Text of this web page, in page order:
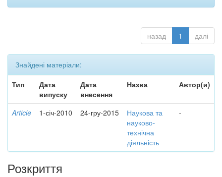
назад 1 далі
Знайдені матеріали:
Тип
Дата
випуску
Дата
внесення
Назва Автор(и)
Article 1-січ-2010 24-гру-2015
Наукова та
науково-
технічна
діяльність
-
Розкриття